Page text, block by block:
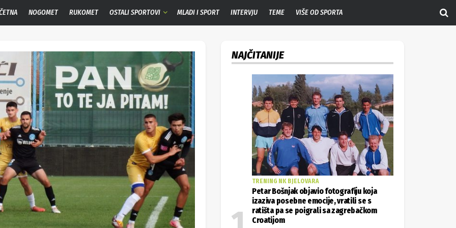
NOGOMET RUKOMET OSTALI SPORTOVI MLADI I SPORT INTERVJU TEME VIŠE OD SPORTA
NAJČITANIJE
TRENING NK BJELOVARA
Petar Bošnjak objavio fotografiju koja
izaziva posebne emocije, vratili se s
ratišta pa se poigrali sa zagrebačkom
Croatijom